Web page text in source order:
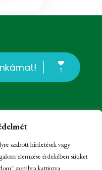
szabott hirdetések vagy
elemzése érdekében sütiket
gombra kattintva
1
2025 -Impresszum-